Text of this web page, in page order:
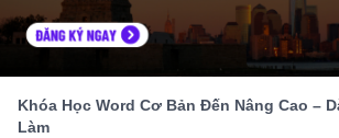
Khóa Học Word Cơ Bản Đến Nâng Cao –
Làm